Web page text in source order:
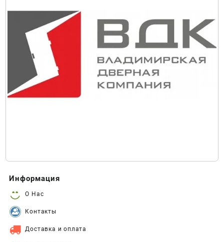
Информация
О Нас
Контакты
Доставка и оплата